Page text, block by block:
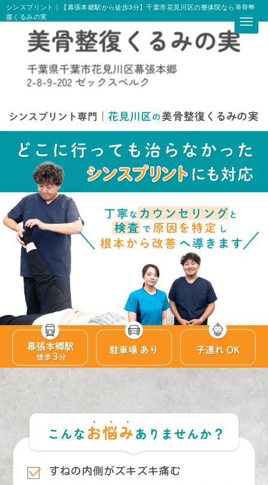
シンスプリント｜【幕張本郷駅から徒歩3分】千葉市花見川区の整体院なら美骨整
復くるみの実
すねの内側がズキズキ痛む